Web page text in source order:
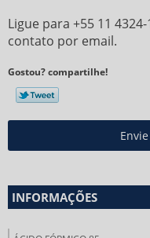
Ligue para +55 11
contato por email.
Gostou? compartilhe!
INFORMAÇÕES